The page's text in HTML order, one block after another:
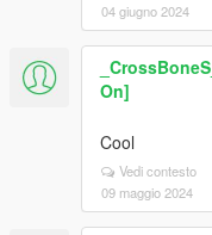
04 giugno 2024
_CrossBoneS_
On]
Cool
Vedi contesto
09 maggio 2024